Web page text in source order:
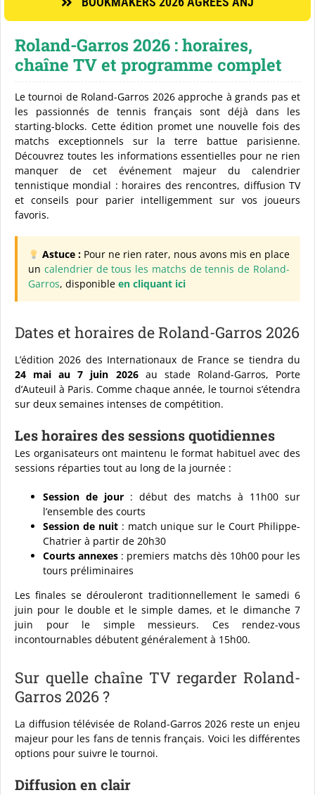
Actualité
Roland-Garros 2026 : horaires,
chaîne TV et programme complet
Le tournoi de Roland-Garros 2026 approche à grands pas et
les passionnés de tennis français sont déjà dans les
starting-blocks. Cette édition promet une nouvelle fois des
matchs exceptionnels sur la terre battue parisienne.
Découvrez toutes les informations essentielles pour ne rien
manquer de cet événement majeur du calendrier
tennistique mondial : horaires des rencontres, diffusion TV
et conseils pour parier intelligemment sur vos joueurs
favoris.
Astuce :Pour ne rien rater, nous avons mis en place
un calendrier de tous les matchs de tennis de Roland-
Garros, disponible en cliquant ici
Dates et horaires de Roland-Garros 2026
L’édition 2026 des Internationaux de France se tiendra du
24 mai au 7 juin 2026au stade Roland-Garros, Porte
d’Auteuil à Paris. Comme chaque année, le tournoi s’étendra
sur deux semaines intenses de compétition.
Les horaires des sessions quotidiennes
Les organisateurs ont maintenu le format habituel avec des
sessions réparties tout au long de la journée :
Session de jour : début des matchs à 11h00 sur
l’ensemble des courts
Session de nuit: match unique sur le Court Philippe-
Chatrier à partir de 20h30
Courts annexes : premiers matchs dès 10h00 pour les
tours préliminaires
Les finales se dérouleront traditionnellement le samedi 6
juin pour le double et le simple dames, et le dimanche 7
juin pour le simple messieurs. Ces rendez-vous
incontournables débutent généralement à 15h00.
Sur quelle chaîne TV regarder Roland-
Garros 2026 ?
La diffusion télévisée de Roland-Garros 2026 reste un enjeu
majeur pour les fans de tennis français. Voici les différentes
options pour suivre le tournoi.
Diffusion en clair